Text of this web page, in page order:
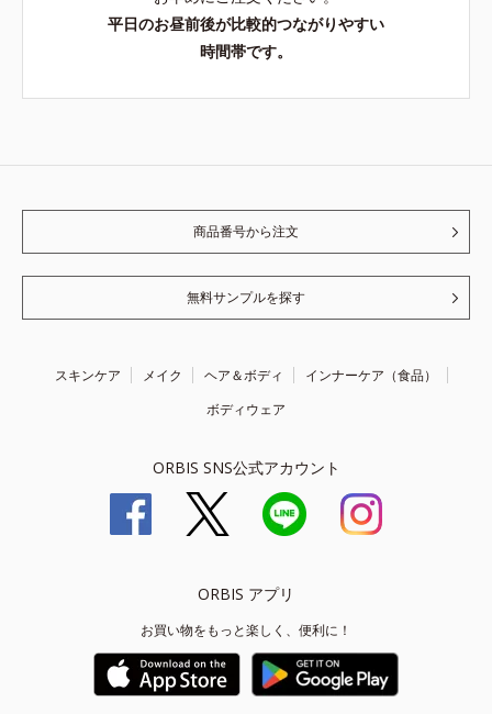
平日のお昼前後が比較的つながりやすい
時間帯です。
商品番号から注文
無料サンプルを探す
スキンケア メイク ヘア＆ボディ
インナーケア（食品）
ボディウェア
ORBIS SNS公式アカウント
ORBIS アプリ
お買い物をもっと楽しく、便利に！